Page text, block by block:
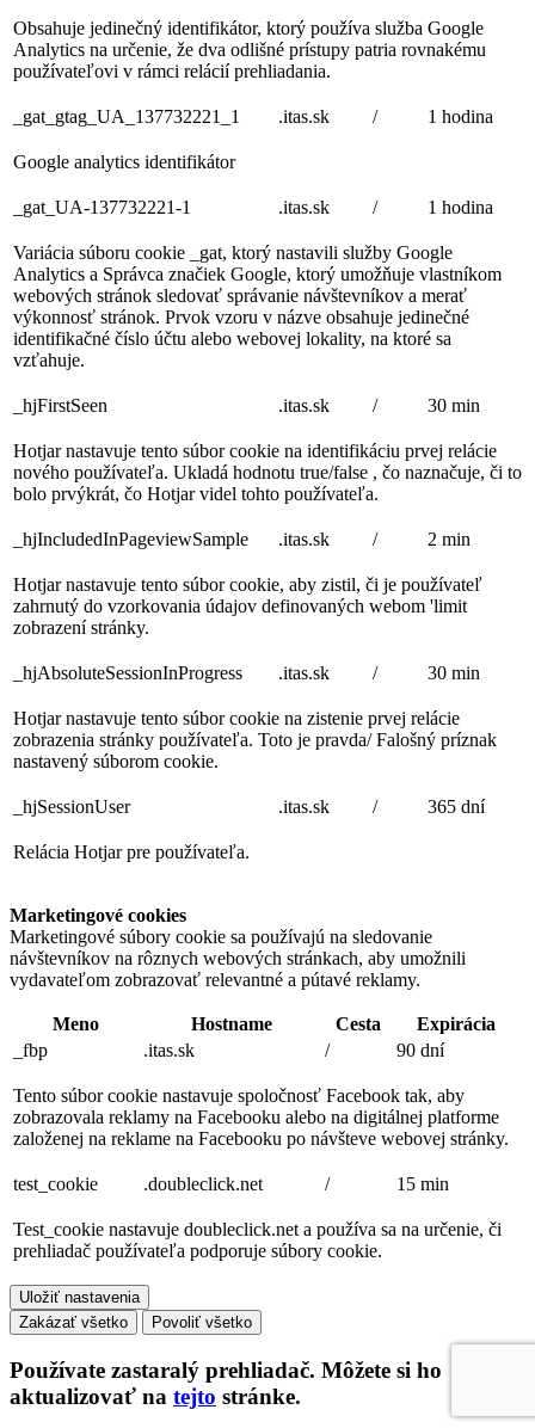
Obsahuje jedinečný identifikátor, ktorý používa služba Google
Analytics na určenie, že dva odlišné prístupy patria rovnakému
používateľovi v rámci relácií prehliadania.
_gat_gtag_UA_137732221_1 .itas.sk / 1 hodina
Google analytics identifikátor
_gat_UA-137732221-1 .itas.sk / 1 hodina
Variácia súboru cookie _gat, ktorý nastavili služby Google
Analytics a Správca značiek Google, ktorý umožňuje vlastníkom
webových stránok sledovať správanie návštevníkov a merať
výkonnosť stránok. Prvok vzoru v názve obsahuje jedinečné
identifikačné číslo účtu alebo webovej lokality, na ktoré sa
vzťahuje.
_hjFirstSeen .itas.sk / 30 min
Hotjar nastavuje tento súbor cookie na identifikáciu prvej relácie
nového používateľa. Ukladá hodnotu true/false , čo naznačuje, či to
bolo prvýkrát, čo Hotjar videl tohto používateľa.
_hjIncludedInPageviewSample .itas.sk / 2 min
Hotjar nastavuje tento súbor cookie, aby zistil, či je používateľ
zahrnutý do vzorkovania údajov definovaných webom 'limit
zobrazení stránky.
_hjAbsoluteSessionInProgress .itas.sk / 30 min
Hotjar nastavuje tento súbor cookie na zistenie prvej relácie
zobrazenia stránky používateľa. Toto je pravda/ Falošný príznak
nastavený súborom cookie.
_hjSessionUser .itas.sk / 365 dní
Relácia Hotjar pre používateľa.
Marketingové cookies
Marketingové súbory cookie sa používajú na sledovanie
návštevníkov na rôznych webových stránkach, aby umožnili
vydavateľom zobrazovať relevantné a pútavé reklamy.
Meno Hostname Cesta
Expirácia
_fbp
.itas.sk / 90 dní
Tento súbor cookie nastavuje spoločnosť Facebook tak, aby
zobrazovala reklamy na Facebooku alebo na digitálnej platforme
založenej na reklame na Facebooku po návšteve webovej stránky.
test_cookie .doubleclick.net / 15 min
Test_cookie nastavuje doubleclick.net a používa sa na určenie, či
prehliadač používateľa podporuje súbory cookie.
Uložiť nastavenia
Zakázať všetko
Povoliť všetko
Používate zastaralý prehliadač. Môžete si ho
aktualizovať na tejto stránke.